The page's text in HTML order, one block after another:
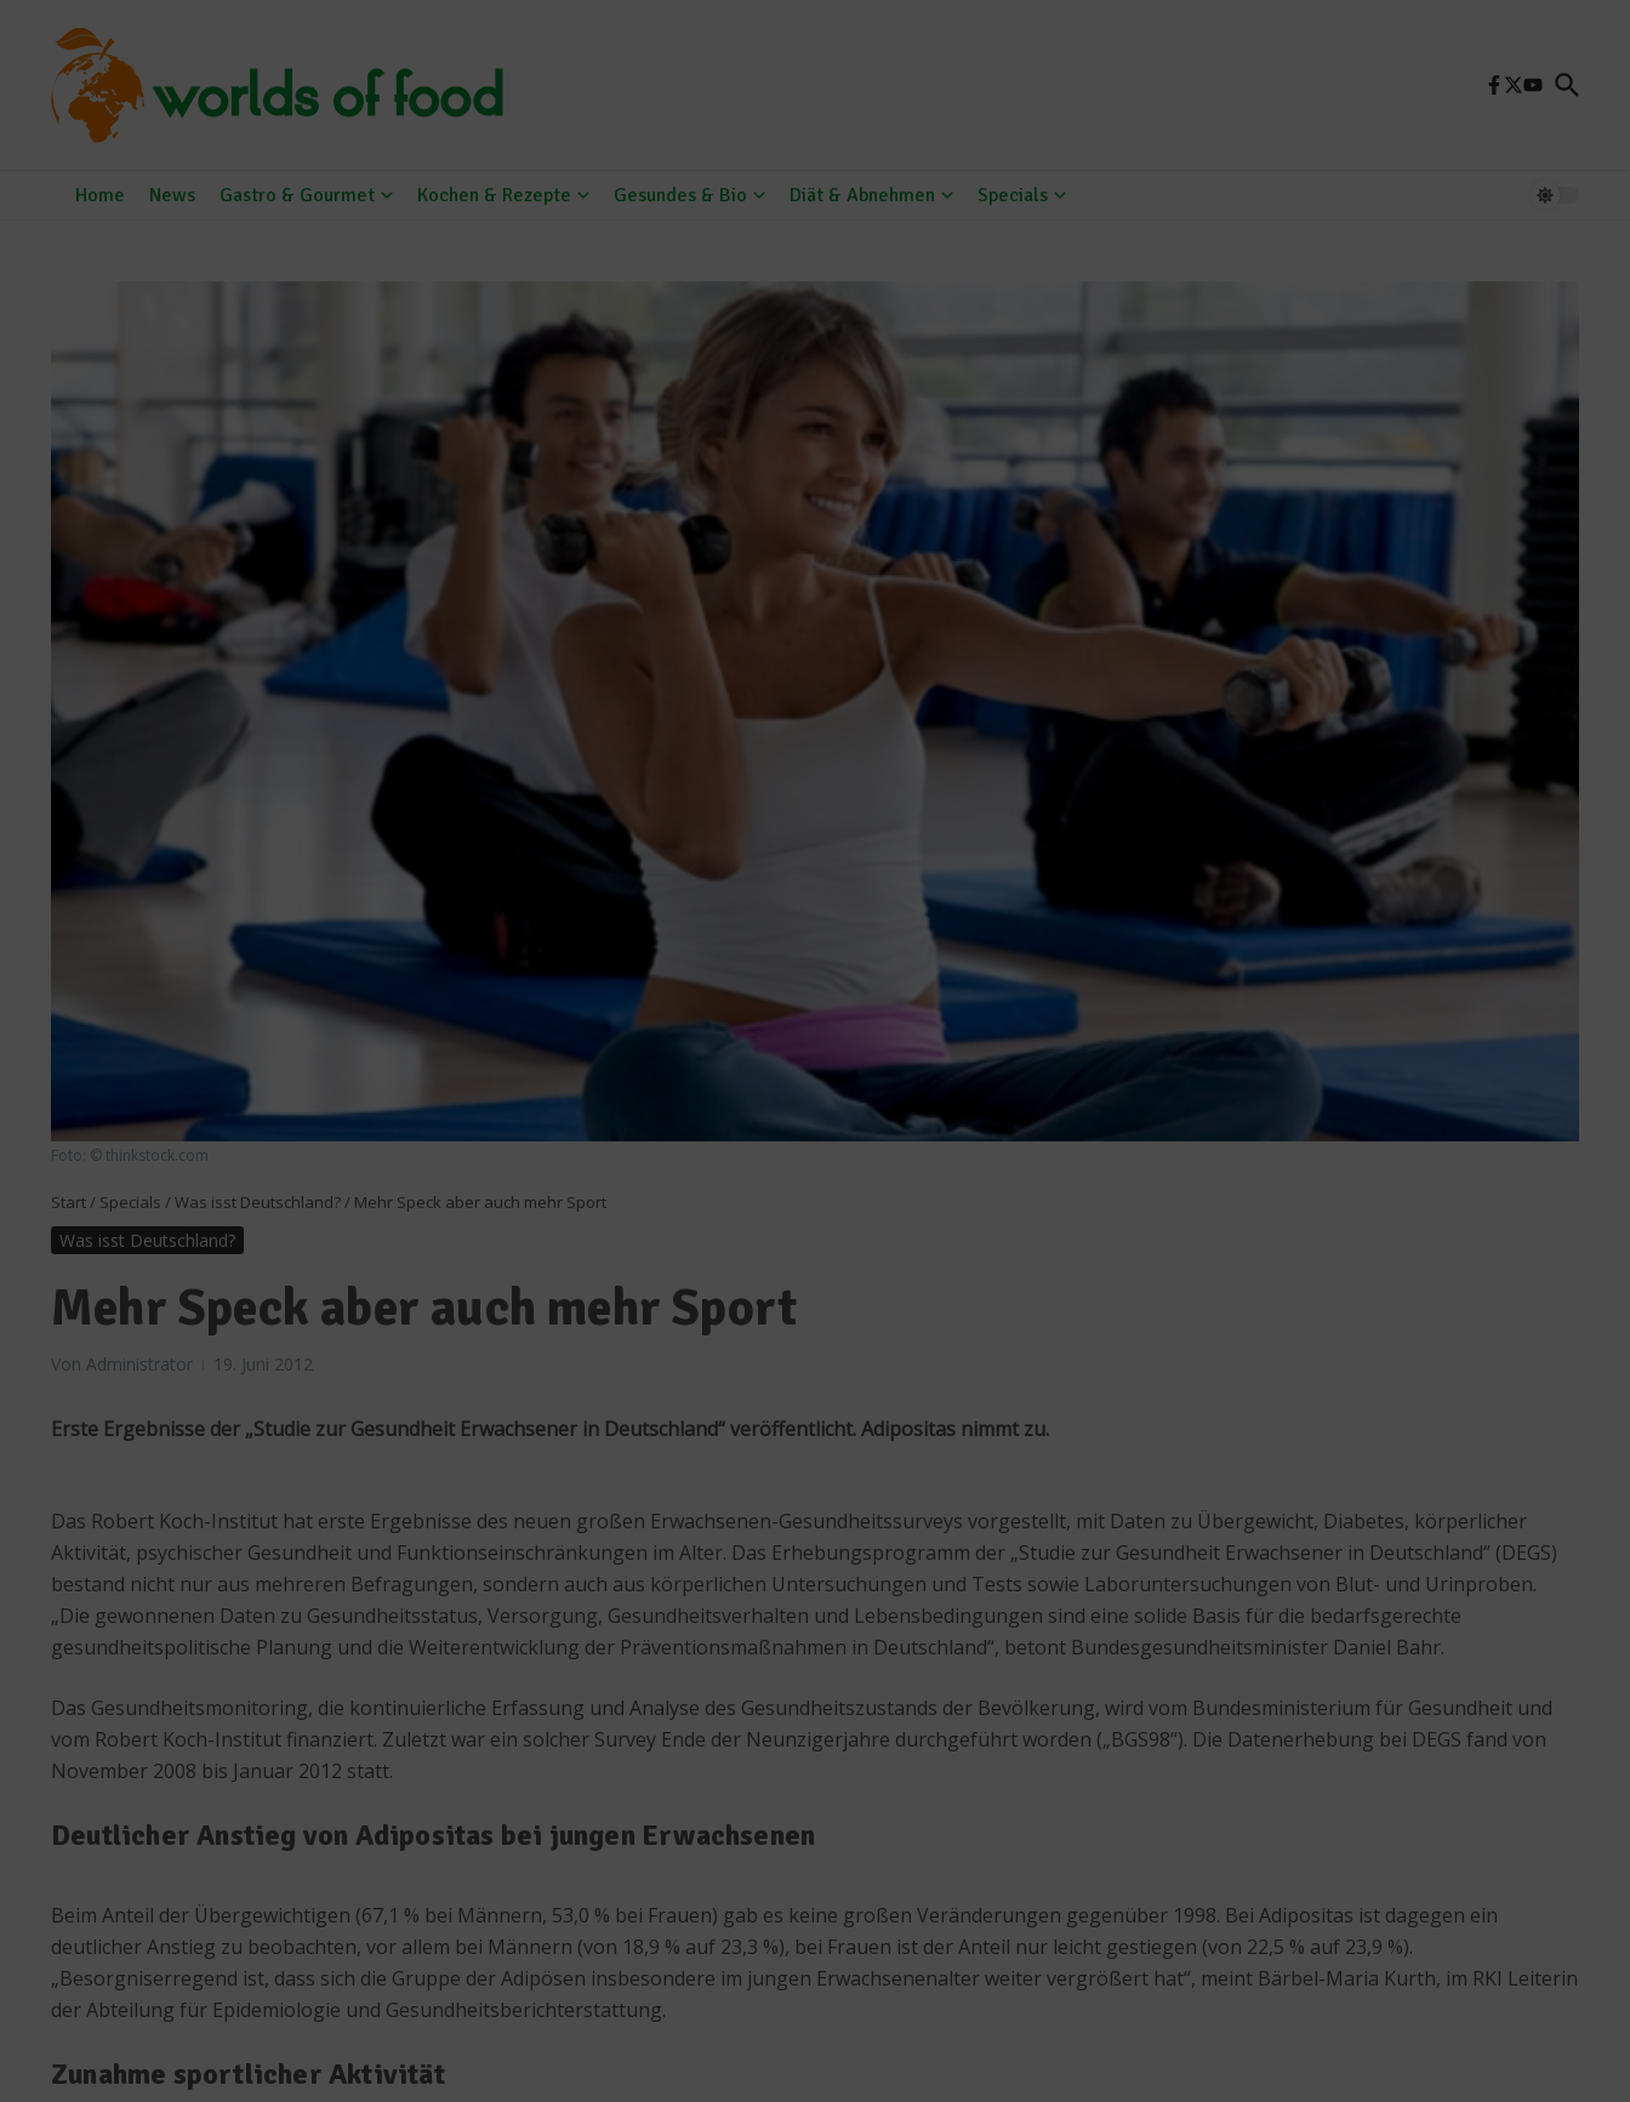
Home News Gastro & Gourmet Kochen & Rezepte Gesundes & Bio Diät & Abnehmen Specials
Foto: © thinkstock.com
Start/ Specials / Was isst Deutschland?/ Mehr Speck aber auch mehr Sport
Was isst Deutschland?
Mehr Speck aber auch mehr Sport
Von Administrator 19. Juni 2012
Erste Ergebnisse der „Studie zur Gesundheit Erwachsener in Deutschland“ veröffentlicht. Adipositas nimmt zu.
Das Robert Koch-Institut hat erste Ergebnisse des neuen großen Erwachsenen-Gesundheitssurveys vorgestellt, mit Daten zu Übergewicht, Diabetes, körperlicher
Aktivität, psychischer Gesundheit und Funktionseinschränkungen im Alter. Das Erhebungsprogramm der „Studie zur Gesundheit Erwachsener in Deutschland“ (DEGS)
bestand nicht nur aus mehreren Befragungen, sondern auch aus körperlichen Untersuchungen und Tests sowie Laboruntersuchungen von Blut- und Urinproben.
„Die gewonnenen Daten zu Gesundheitsstatus, Versorgung, Gesundheitsverhalten und Lebensbedingungen sind eine solide Basis für die bedarfsgerechte
gesundheitspolitische Planung und die Weiterentwicklung der Präventionsmaßnahmen in Deutschland“, betont Bundesgesundheitsminister Daniel Bahr.
Das Gesundheitsmonitoring, die kontinuierliche Erfassung und Analyse des Gesundheitszustands der Bevölkerung, wird vom Bundesministerium für Gesundheit und
vom Robert Koch-Institut finanziert. Zuletzt war ein solcher Survey Ende der Neunzigerjahre durchgeführt worden („BGS98“). Die Datenerhebung bei DEGS fand von
November 2008 bis Januar 2012 statt.
Deutlicher Anstieg von Adipositas bei jungen Erwachsenen
Beim Anteil der Übergewichtigen (67,1 % bei Männern, 53,0 % bei Frauen) gab es keine großen Veränderungen gegenüber 1998. Bei Adipositas ist dagegen ein
deutlicher Anstieg zu beobachten, vor allem bei Männern (von 18,9 % auf 23,3 %), bei Frauen ist der Anteil nur leicht gestiegen (von 22,5 % auf 23,9 %).
„Besorgniserregend ist, dass sich die Gruppe der Adipösen insbesondere im jungen Erwachsenenalter weiter vergrößert hat“, meint Bärbel-Maria Kurth, im RKI Leiterin
der Abteilung für Epidemiologie und Gesundheitsberichterstattung.
Zunahme sportlicher Aktivität